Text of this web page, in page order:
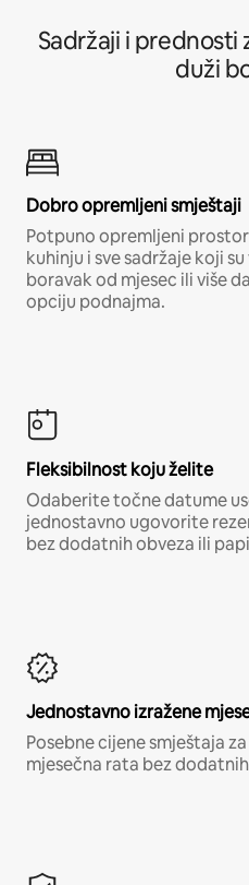
Sadržaji i prednosti
duži
Dobro opremljeni smještaji
Potpuno opremljeni
kuhinju i sve sadržaje koji
boravak od mjesec ili više
opciju podnajma.
Fleksibilnost koju želite
Odaberite točne datume
jednostavno ugovorite
bez dodatnih obveza ili
Jednostavno izražene
Posebne cijene smještaja
mjesečna rata bez